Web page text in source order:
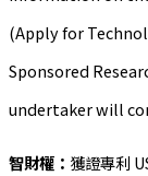
(Apply for
Sponsored
undertaker will
智財權： 獲證專利